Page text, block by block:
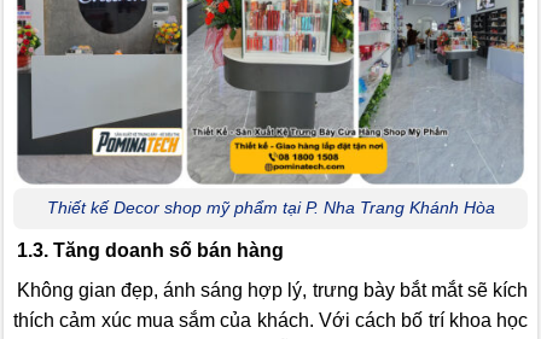
Thiết kế Decor shop mỹ phẩm tại P. Nha Trang Khánh Hòa
1.3. Tăng doanh số bán hàng
Không gian đẹp, ánh sáng hợp lý, trưng bày bắt mắt sẽ kích
thích cảm xúc mua sắm của khách. Với cách bố trí khoa học